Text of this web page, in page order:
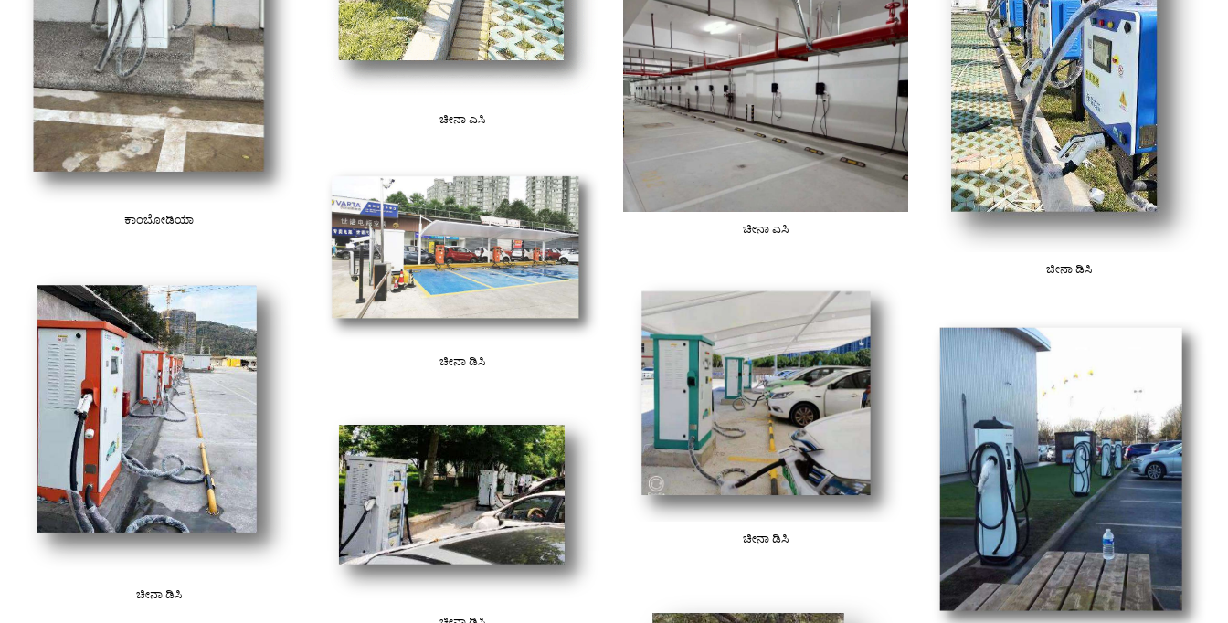
ಕಾಂಬೋಡಿಯಾ
ಚೀನಾ ಡಿಸಿ
ಚೀನಾ ಎಸಿ
ಚೀನಾ ಡಿಸಿ
ಚೀನಾ ಎಸಿ
ಚೀನಾ ಡಿಸಿ
ಚೀನಾ ಡಿಸಿ